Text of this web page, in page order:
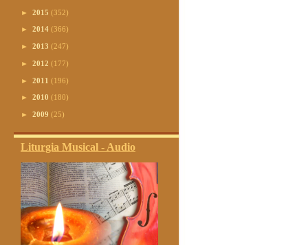
► 2015 (352)
► 2014 (366)
► 2013 (247)
► 2012 (177)
► 2011 (196)
► 2010 (180)
► 2009 (25)
Liturgia Musical - Audio